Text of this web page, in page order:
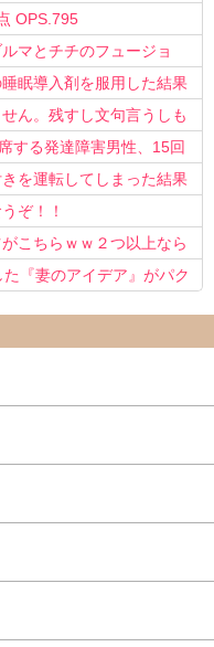
OPS.795
マとチチのフュージョ
眠導入剤を服用した結果
ん。残すし文句言うしも
する発達障害男性、15回
を運転してしまった結果
ぞ！！
こちらｗｗ２つ以上なら
『妻のアイデア』がパク